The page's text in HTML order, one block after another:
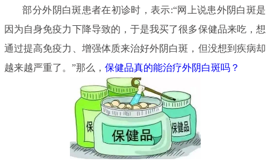
部分外阴白斑患者在初诊时，表示:“网上说患外阴白斑是
因为自身免疫力下降导致的，于是我买了很多保健品来吃，想
通过提高免疫力、增强体质来治好外阴白斑，但没想到疾病却
越来越严重了。”那么， 保健品真的能治疗外阴白斑吗？